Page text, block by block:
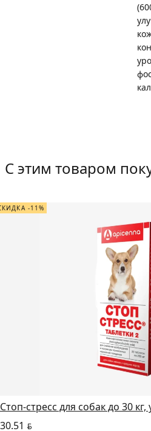
С этим товаром
-11%
Стоп-стресс для собак до 30 кг,
30.51 BYN